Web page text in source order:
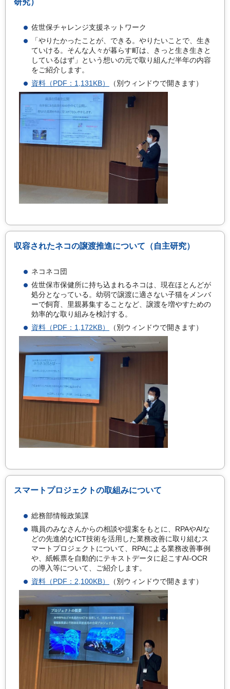
研究）
佐世保チャレンジ支援ネットワーク
「やりたかったことが、できる。やりたいことで、生き
ていける。そんな人々が暮らす町は、きっと生き生きと
しているはず」という想いの元で取り組んだ半年の内容
をご紹介します。
資料（PDF：1,131KB）
（別ウィンドウで開きます）
収容されたネコの譲渡推進について（自主研究）
ネコネコ団
佐世保市保健所に持ち込まれるネコは、現在ほとんどが
処分となっている。幼弱で譲渡に適さない子猫をメンバ
ーで飼育、里親募集することなど、譲渡を増やすための
効率的な取り組みを検討する。
資料（PDF：1,172KB）
（別ウィンドウで開きます）
スマートプロジェクトの取組みについて
総務部情報政策課
職員のみなさんからの相談や提案をもとに、RPAやAIな
どの先進的なICT技術を活用した業務改善に取り組むス
マートプロジェクトについて、RPAによる業務改善事例
や、紙帳票を自動的にテキストデータに起こすAI-OCR
の導入等について、ご紹介します。
資料（PDF：2,100KB）
（別ウィンドウで開きます）